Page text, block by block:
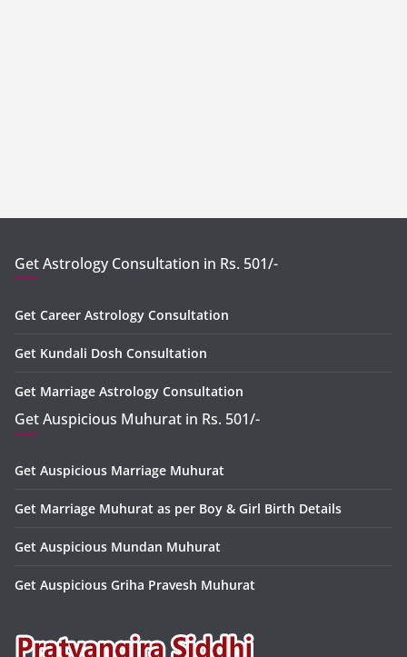
Get Astrology Consultation in Rs. 501/-
Get Career Astrology Consultation
Get Kundali Dosh Consultation
Get Marriage Astrology Consultation
Get Auspicious Muhurat in Rs. 501/-
Get Auspicious Marriage Muhurat
Get Marriage Muhurat as per Boy & Girl Birth Details
Get Auspicious Mundan Muhurat
Get Auspicious Griha Pravesh Muhurat